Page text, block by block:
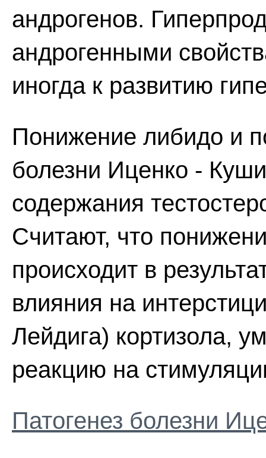
андрогенов.
андрогенными
иногда к развитию
Понижение либидо и
болезни Иценко -
содержания
Считают, что
происходит в
влияния на
Лейдига) кортизола,
реакцию на
Патогенез болезни